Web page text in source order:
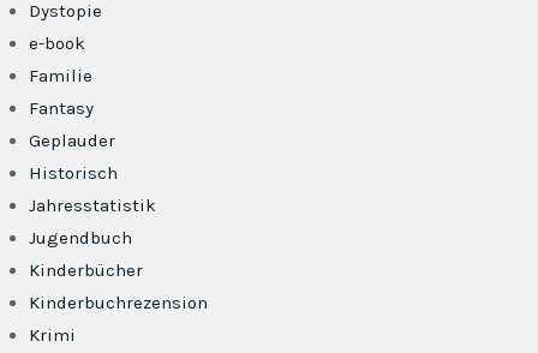
Dystopie
e-book
Familie
Fantasy
Geplauder
Historisch
Jahresstatistik
Jugendbuch
Kinderbücher
Kinderbuchrezension
Krimi